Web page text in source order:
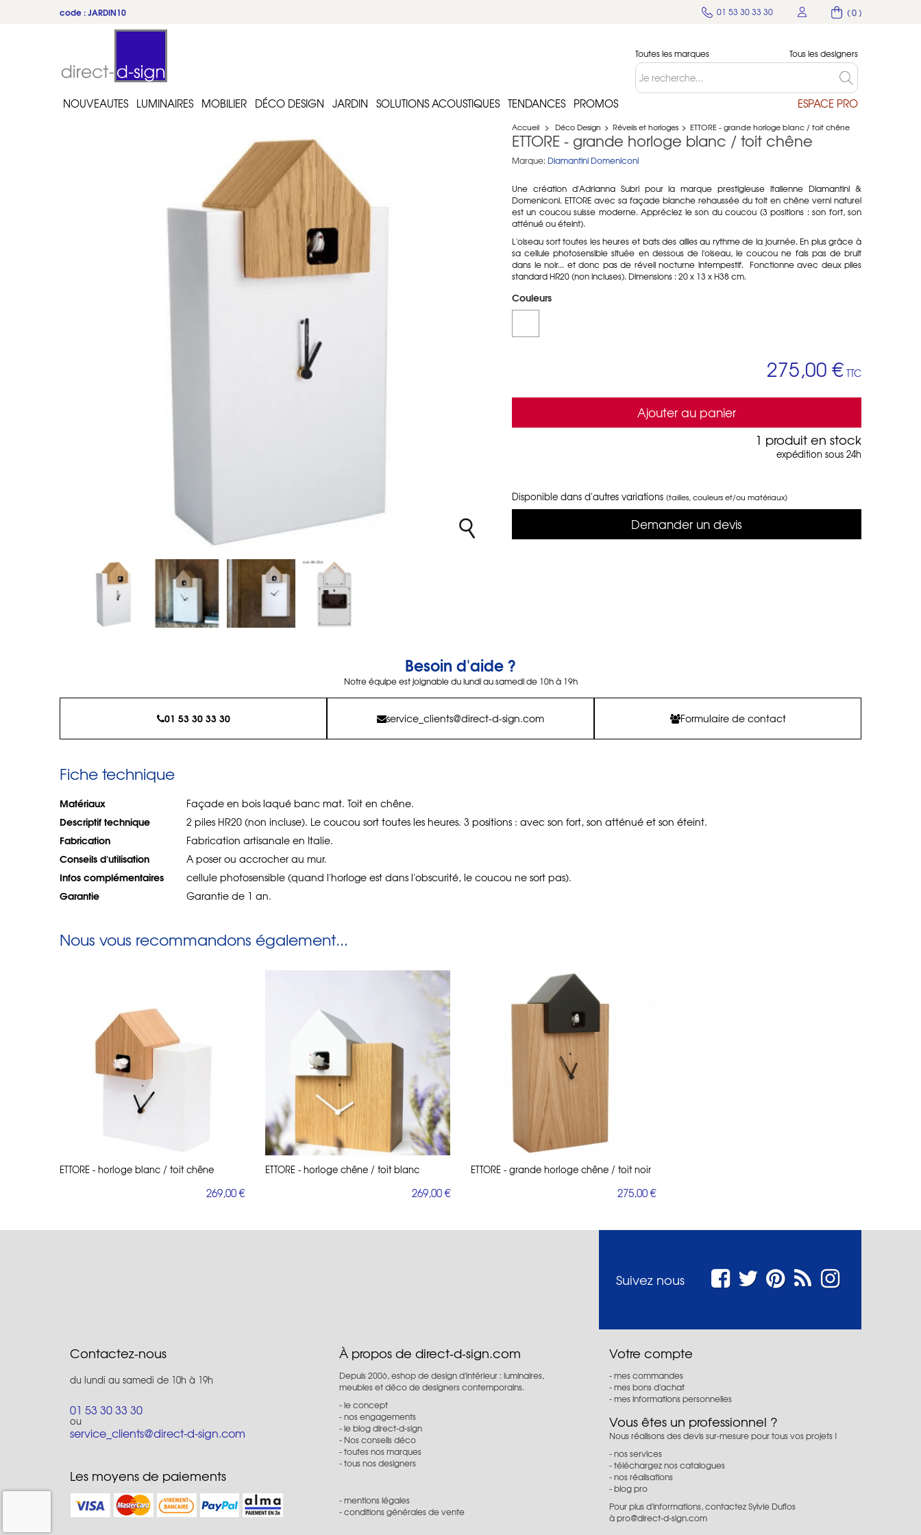
( 0 )
01 53 30 33 30
code : JARDIN10
du 22 au 31 juillet
Toutes les marques Tous les designers
NOUVEAUTES LUMINAIRES MOBILIER DÉCO DESIGN JARDIN SOLUTIONS ACOUSTIQUES TENDANCES PROMOS ESPACE PRO
Accueil > Déco Design > Réveils et horloges > ETTORE - grande horloge blanc / toit chêne
ETTORE - grande horloge blanc / toit chêne
Marque: Diamantini Domeniconi
Une création d'Adrianna Subri pour la marque prestigieuse italienne Diamantini &
Domeniconi. ETTORE avec sa façade blanche rehaussée du toit en chêne verni naturel
est un coucou suisse moderne. Appréciez le son du coucou (3 positions : son fort, son
atténué ou éteint).
L'oiseau sort toutes les heures et bats des ailles au rythme de la journée. En plus grâce à
sa cellule photosensible située en dessous de l'oiseau, le coucou ne fais pas de bruit
dans le noir... et donc pas de réveil nocturne intempestif. Fonctionne avec deux piles
standard HR20 (non incluses). Dimensions : 20 x 13 x H38 cm.
Couleurs
275,00 € TTC
Ajouter au panier
1 produit en stock
expédition sous 24h
Disponible dans d'autres variations (tailles, couleurs et/ou matériaux)
Demander un devis
Besoin d'aide ?
Notre équipe est joignable du lundi au samedi de 10h à 19h
01 53 30 33 30 service_clients@direct-d-sign.com Formulaire de contact
Fiche technique
Matériaux Façade en bois laqué banc mat. Toit en chêne.
Descriptif technique 2 piles HR20 (non incluse). Le coucou sort toutes les heures. 3 positions : avec son fort, son atténué et son éteint.
Fabrication Fabrication artisanale en Italie.
Conseils d'utilisation A poser ou accrocher au mur.
Infos complémentaires cellule photosensible (quand l'horloge est dans l'obscurité, le coucou ne sort pas).
Garantie Garantie de 1 an.
Nous vous recommandons également...
ETTORE - horloge blanc / toit chêne
269,00 €
ETTORE - horloge chêne / toit blanc
269,00 €
ETTORE - grande horloge chêne / toit noir
275,00 €
Suivez nous
Contactez-nous
du lundi au samedi de 10h à 19h
01 53 30 33 30
ou
service_clients@direct-d-sign.com
Les moyens de paiements
À propos de direct-d-sign.com
Depuis 2006, eshop de design d'intérieur : luminaires,
meubles et déco de designers contemporains.
le concept
nos engagements
le blog direct-d-sign
Nos conseils déco
toutes nos marques
tous nos designers
mentions légales
conditions générales de vente
Votre compte
mes commandes
mes bons d'achat
mes informations personnelles
Vous êtes un professionnel ?
Nous réalisons des devis sur-mesure pour tous vos projets !
nos services
téléchargez nos catalogues
nos réalisations
blog pro
Pour plus d'informations, contactez Sylvie Duflos
àpro@direct-d-sign.com